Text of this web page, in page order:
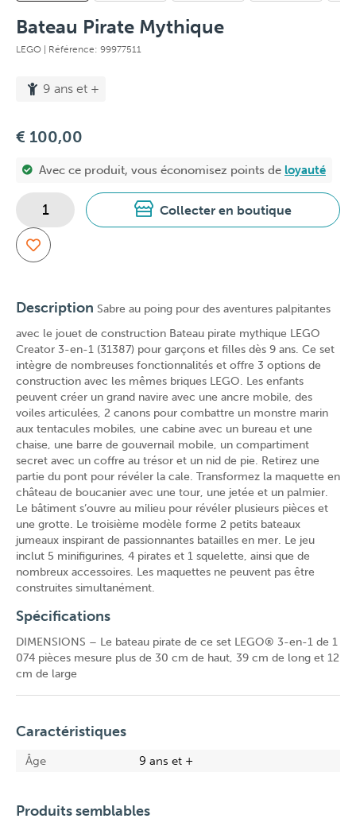
Bateau Pirate Mythique
LEGO | Référence: 99977511
9 ans et +
€ 100,00
Avec ce produit, vous économisez points de loyauté
Collecter en boutique
Description Sabre au poing pour des aventures palpitantes
avec le jouet de construction Bateau pirate mythique LEGO
Creator 3-en-1 (31387) pour garçons et filles dès 9 ans. Ce set
intègre de nombreuses fonctionnalités et offre 3 options de
construction avec les mêmes briques LEGO. Les enfants
peuvent créer un grand navire avec une ancre mobile, des
voiles articulées, 2 canons pour combattre un monstre marin
aux tentacules mobiles, une cabine avec un bureau et une
chaise, une barre de gouvernail mobile, un compartiment
secret avec un coffre au trésor et un nid de pie. Retirez une
partie du pont pour révéler la cale. Transformez la maquette en
château de boucanier avec une tour, une jetée et un palmier.
Le bâtiment s’ouvre au milieu pour révéler plusieurs pièces et
une grotte. Le troisième modèle forme 2 petits bateaux
jumeaux inspirant de passionnantes batailles en mer. Le jeu
inclut 5 minifigurines, 4 pirates et 1 squelette, ainsi que de
nombreux accessoires. Les maquettes ne peuvent pas être
construites simultanément.
Spécifications
DIMENSIONS – Le bateau pirate de ce set LEGO® 3-en-1 de 1
074 pièces mesure plus de 30 cm de haut, 39 cm de long et 12
cm de large
Caractéristiques
Âge 9 ans et +
Produits semblables